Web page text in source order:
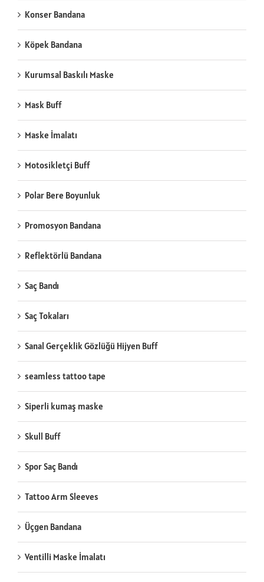
Konser Bandana
Köpek Bandana
Kurumsal Baskılı Maske
Mask Buff
Maske İmalatı
Motosikletçi Buff
Polar Bere Boyunluk
Promosyon Bandana
Reflektörlü Bandana
Saç Bandı
Saç Tokaları
Sanal Gerçeklik Gözlüğü Hijyen Buff
seamless tattoo tape
Siperli kumaş maske
Skull Buff
Spor Saç Bandı
Tattoo Arm Sleeves
Üçgen Bandana
Ventilli Maske İmalatı